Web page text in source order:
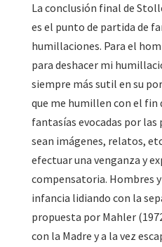
La conclusión final de
es el punto de partida de
humillaciones. Para el
para deshacer mi
siempre más sutil en su
que me humillen con el fin
fantasías evocadas por
sean imágenes, relatos,
efectuar una venganza y
compensatoria. Hombres
infancia lidiando con la
propuesta por Mahler
con la Madre y a la vez